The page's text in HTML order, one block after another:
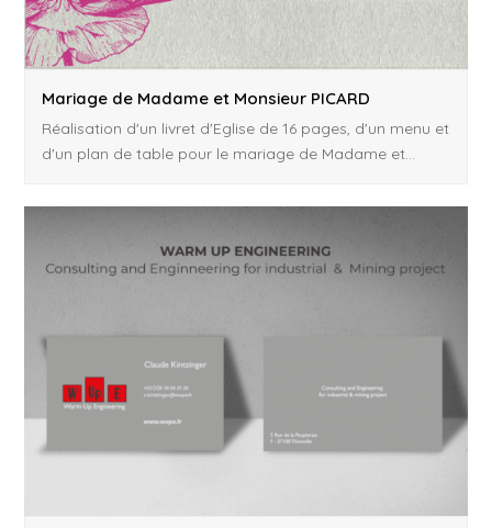
Mariage de Madame et Monsieur PICARD
Réalisation d'un livret d'Eglise de 16 pages, d'un menu et
d'un plan de table pour le mariage de Madame et…